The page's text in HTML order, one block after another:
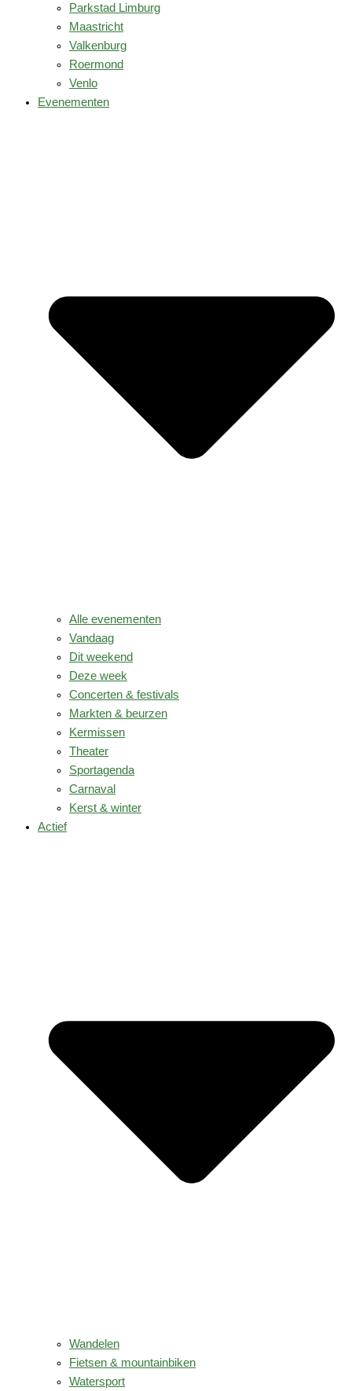
Parkstad Limburg
Maastricht
Valkenburg
Roermond
Venlo
Evenementen
Alle evenementen
Vandaag
Dit weekend
Deze week
Concerten & festivals
Markten & beurzen
Kermissen
Theater
Sportagenda
Carnaval
Kerst & winter
Actief
Wandelen
Fietsen & mountainbiken
Watersport